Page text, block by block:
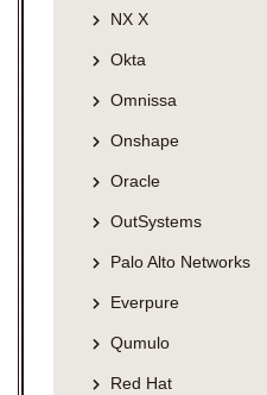
NX X
Okta
Omnissa
Onshape
Oracle
OutSystems
Palo Alto Networks
Everpure
Qumulo
Red Hat